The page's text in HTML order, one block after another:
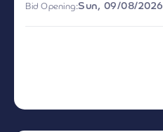
Bid Opening:Sun, 09/08/2026